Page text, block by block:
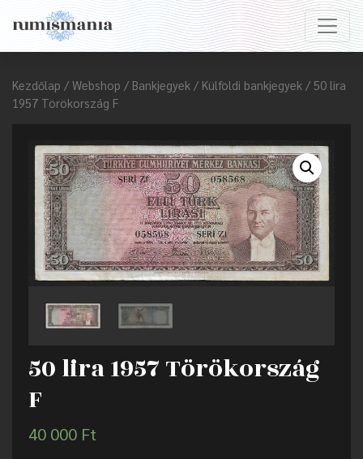
Kezdőlap / Webshop / Bankjegyek / Külföldi bankjegyek / 50 lira
1957 Törökország F
50 lira 1957 Törökország
F
40 000 Ft